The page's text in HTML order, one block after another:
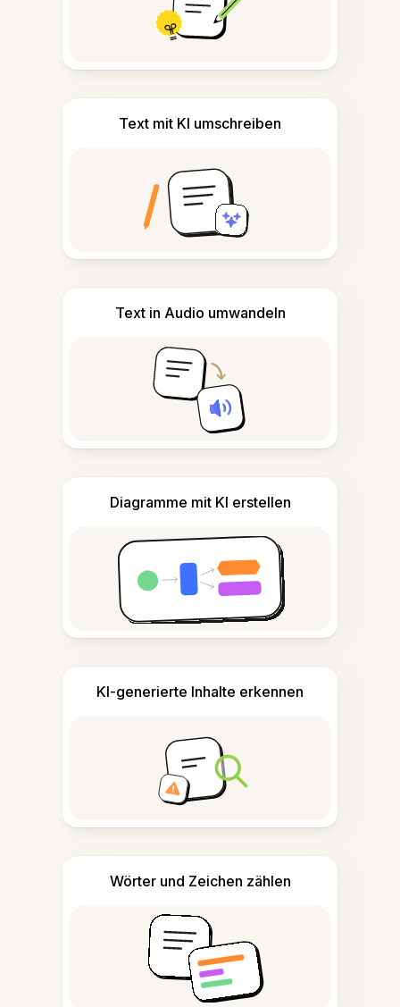
Text mit KI umschreiben
Text in Audio umwandeln
Diagramme mit KI erstellen
KI-generierte Inhalte erkennen
Wörter und Zeichen zählen